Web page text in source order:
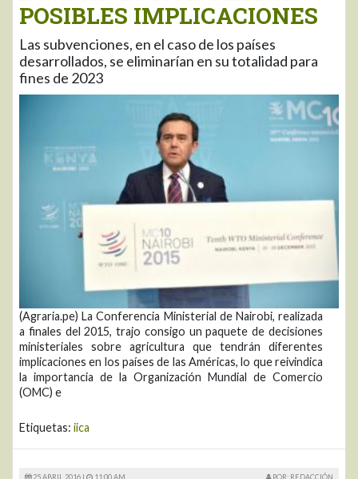
POSIBLES IMPLICACIONES
Las subvenciones, en el caso de los países
desarrollados, se eliminarían en su totalidad para
fines de 2023
(Agraria.pe) La Conferencia Ministerial de Nairobi, realizada
a finales del 2015, trajo consigo un paquete de decisiones
ministeriales sobre agricultura que tendrán diferentes
implicaciones en los países de las Américas, lo que reivindica
la importancia de la Organización Mundial de Comercio
(OMC) e
Etiquetas: iica
25 ABRIL 2016 | 11:00 AM POR: REDACCIÓN